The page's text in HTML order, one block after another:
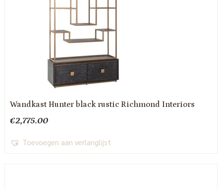
Wandkast Hunter black rustic Richmond Interiors
€2,775.00
Toevoegen aan verlanglijst